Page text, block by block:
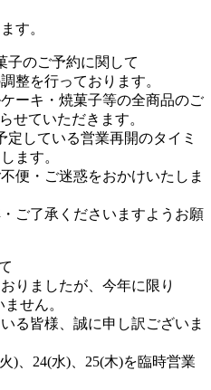
す。
子のご予約に関して
整を行っております。
ーキ・焼菓子等の全商品のご
せていただきます。
定している営業再開のタイミ
ます。
便・ご迷惑をおかけいたしま
ご了承くださいますようお願
りましたが、今年に限り
せん。
る皆様、誠に申し訳ございま
)、24(水)、25(木)を臨時営業